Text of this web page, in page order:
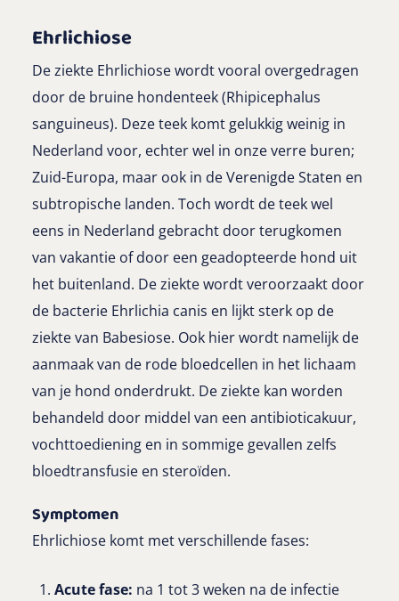
Ehrlichiose
De ziekte Ehrlichiose wordt vooral overgedragen
door de bruine hondenteek (Rhipicephalus
sanguineus). Deze teek komt gelukkig weinig in
Nederland voor, echter wel in onze verre buren;
Zuid-Europa, maar ook in de Verenigde Staten en
subtropische landen. Toch wordt de teek wel
eens in Nederland gebracht door terugkomen
van vakantie of door een geadopteerde hond uit
het buitenland. De ziekte wordt veroorzaakt door
de bacterie Ehrlichia canis en lijkt sterk op de
ziekte van Babesiose. Ook hier wordt namelijk de
aanmaak van de rode bloedcellen in het lichaam
van je hond onderdrukt. De ziekte kan worden
behandeld door middel van een antibioticakuur,
vochttoediening en in sommige gevallen zelfs
bloedtransfusie en steroïden.
Symptomen
Ehrlichiose komt met verschillende fases:
Acute fase: na 1 tot 3 weken na de infectie